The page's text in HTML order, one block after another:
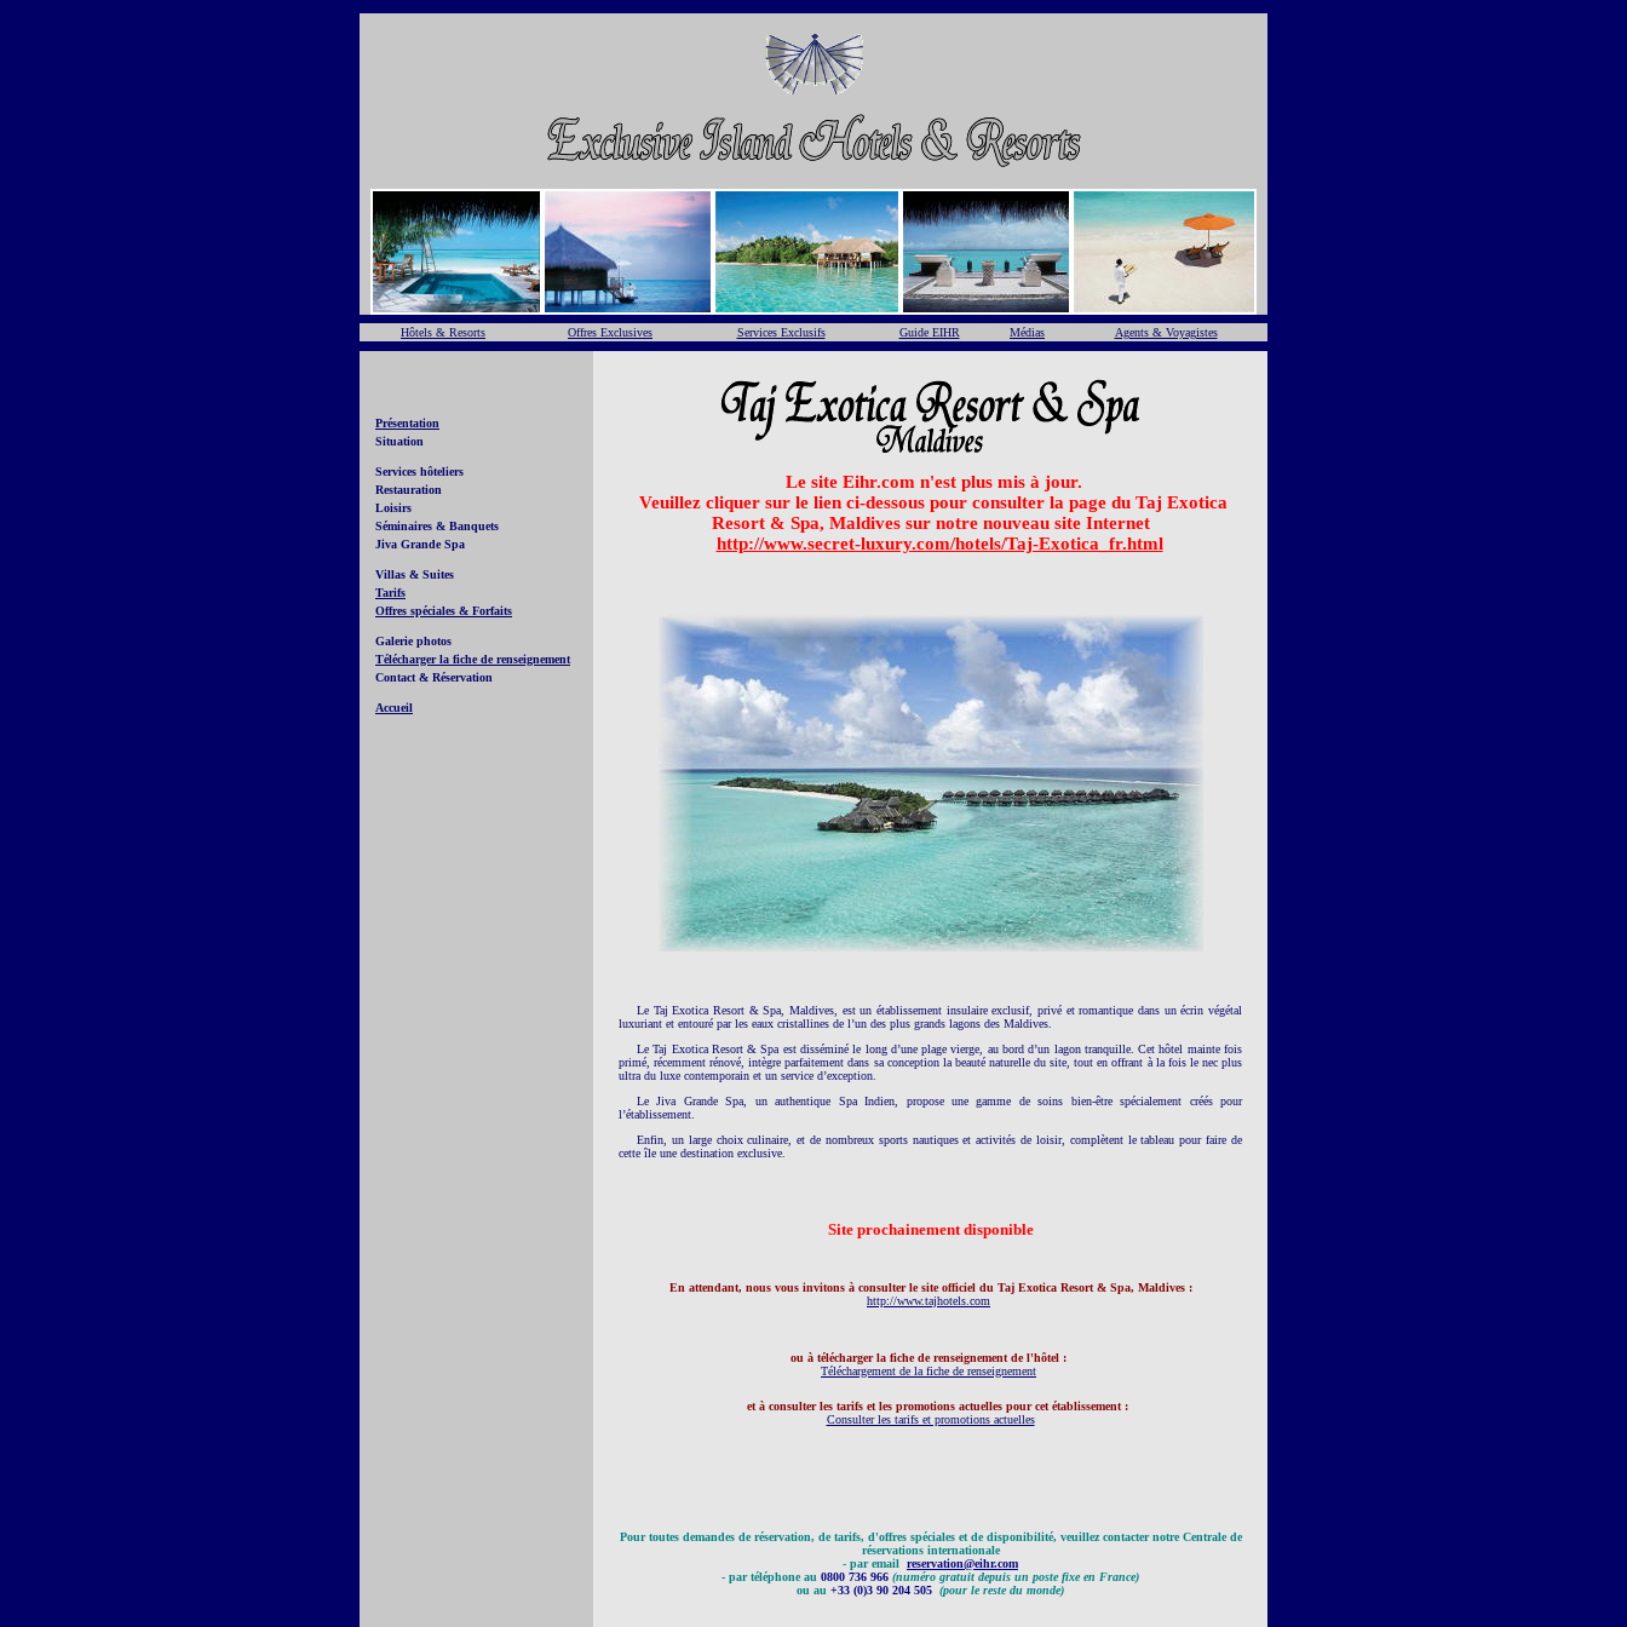
Hôtels & Resorts Offres Exclusives Services Exclusifs Guide EIHR Médias Agents & Voyagistes
Présentation
Situation
Services hôteliers
Restauration
Loisirs
Séminaires & Banquets
Jiva Grande Spa
Villas & Suites
Tarifs
Offres spéciales & Forfaits
Galerie photos
Télécharger la fiche de renseignement
Contact & Réservation
Accueil
Le site Eihr.com n'est plus mis à jour.
Veuillez cliquer sur le lien ci-dessous pour consulter la page du Taj Exotica
Resort & Spa, Maldives sur notre nouveau site Internet
http://www.secret-luxury.com/hotels/Taj-Exotica_fr.html
Le Taj Exotica Resort & Spa, Maldives, est un établissement insulaire exclusif, privé et romantique dans un écrin végétal
luxuriant et entouré par les eaux cristallines de l’un des plus grands lagons des Maldives.
Le Taj Exotica Resort & Spa est disséminé le long d’une plage vierge, au bord d’un lagon tranquille. Cet hôtel mainte fois
primé, récemment rénové, intègre parfaitement dans sa conception la beauté naturelle du site, tout en offrant à la fois le nec plus
ultra du luxe contemporain et un service d’exception.
Le Jiva Grande Spa, un authentique Spa Indien, propose une gamme de soins bien-être spécialement créés pour
l’établissement.
Enfin, un large choix culinaire, et de nombreux sports nautiques et activités de loisir, complètent le tableau pour faire de
cette île une destination exclusive.
Site prochainement disponible
En attendant, nous vous invitons à consulter le site officiel du Taj Exotica Resort & Spa, Maldives :
http://www.tajhotels.com
ou à télécharger la fiche de renseignement del'hôtel :
Téléchargement de la fiche de renseignement
et à consulter les tarifs et les promotions actuelles pour cet établissement :
Consulter les tarifs et promotions actuelles
Pour toutes demandes de réservation, de tarifs, d'offres spéciales et de disponibilité, veuillez contacter notre Centrale de
réservations internationale
- par email reservation@eihr.com
- par téléphone au 0800 736 966 (numéro gratuit depuis un poste fixe en France)
ou au +33 (0)3 90 204 505 (pour le reste du monde)